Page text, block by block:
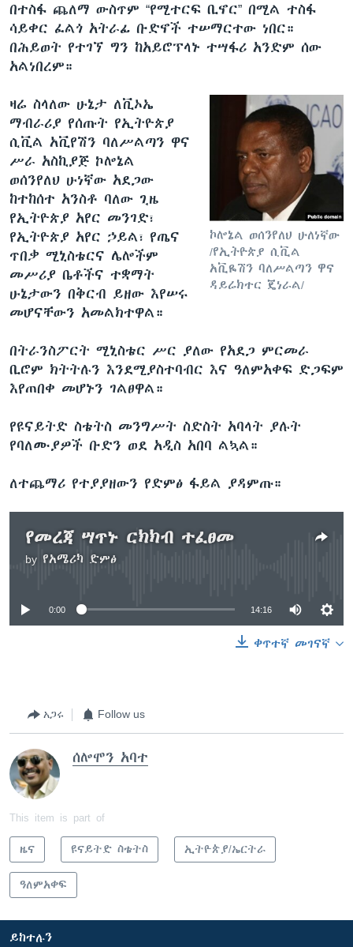
በተስፋ ጨለማ ውስጥም “የሚተርፍ ቢኖር” በሚል ተስፋ
ሳይቀር ፈልጎ አትራፊ ቡድኖች ተሠማርተው ነበር።
በሕይወት የተገኘ ግን ከአይሮፕላኑ ተሣፋሪ አንድም ሰው
አልነበረም።
ኮሎኔል ወሰንየለህ ሁለነኛው
/የኢትዮጵያ ሲቪል
አቪዬሽን ባለሥልጣን ዋና
ዳይሬክተር ጄነራል/
ዛሬ ስላለው ሁኔታ ለቪኦኤ
ማብራሪያ የሰጡት የኢትዮጵያ
ሲቪል አቪየሽን ባለሥልጣን ዋና
ሥራ አስኪያጅ ኮሎኔል
ወሰንየለህ ሁነኛው አደጋው
ከተከሰተ አንስቶ ባለው ጊዜ
የኢትዮጵያ አየር መንገድ፣
የኢትዮጵያ አየር ኃይል፣ የጤና
ጥበቃ ሚኒስቴርና ሌሎችም
መሥሪያ ቤቶችና ተቋማት
ሁኔታውን በቅርብ ይዘው እየሠሩ
መሆናቸውን አመልክተዋል።
በትራንስፖርት ሚኒስቴር ሥር ያለው የአደጋ ምርመራ
ቢሮም ክትትሉን እንደሚያስተባብር እና ዓለምአቀፍ ድጋፍም
እየጠበቀ መሆኑን ገልፀዋል።
የዩናይትድ ስቴትስ መንግሥት ስድስት አባላት ያሉት
የባለሙያዎች ቡድን ወደ አዲስ አበባ ልኳል።
ለተጨማሪ የተያያዘውን የድምፅ ፋይል ያዳምጡ።
የመረጃ ሣጥኑ ርክክብ ተፈፀመ
by የአሜሪካ ድምፅ
No media source currently available
0:00 14:16
ቀጥተኛ መገናኛ
አጋሩ Follow us
ሰሎሞን አባተ
This item is part of
ዜና ዩናይትድ ስቴትስ ኢትዮጵያ/ኤርትራ
ዓለምአቀፍ
ይከተሉን